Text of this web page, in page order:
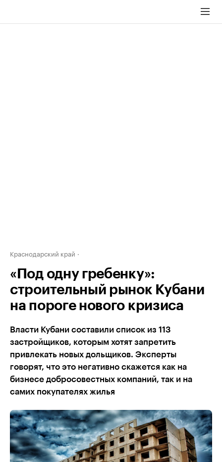
Краснодарский край
«Под одну гребенку»:
строительный рынок Кубани
на пороге нового кризиса
Власти Кубани составили список из 113
застройщиков, которым хотят запретить
привлекать новых дольщиков. Эксперты
говорят, что это негативно скажется как на
бизнесе добросовестных компаний, так и на
самих покупателях жилья